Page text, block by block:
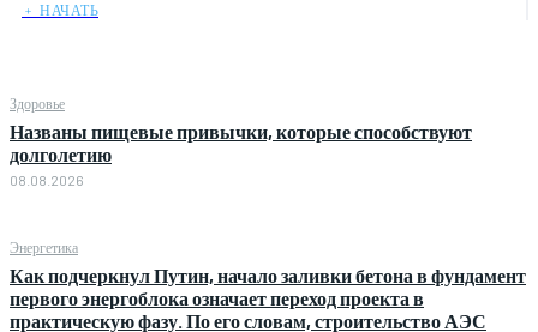
﹢ НАЧАТЬ
Здоровье
Названы пищевые привычки, которые способствуют
долголетию
08.08.2026
Энергетика
Как подчеркнул Путин, начало заливки бетона в фундамент
первого энергоблока означает переход проекта в
практическую фазу. По его словам, строительство АЭС